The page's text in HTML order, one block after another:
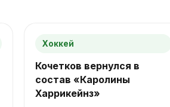
Хоккей
Кочетков вернулся в
состав «Каролины
Харрикейнз»